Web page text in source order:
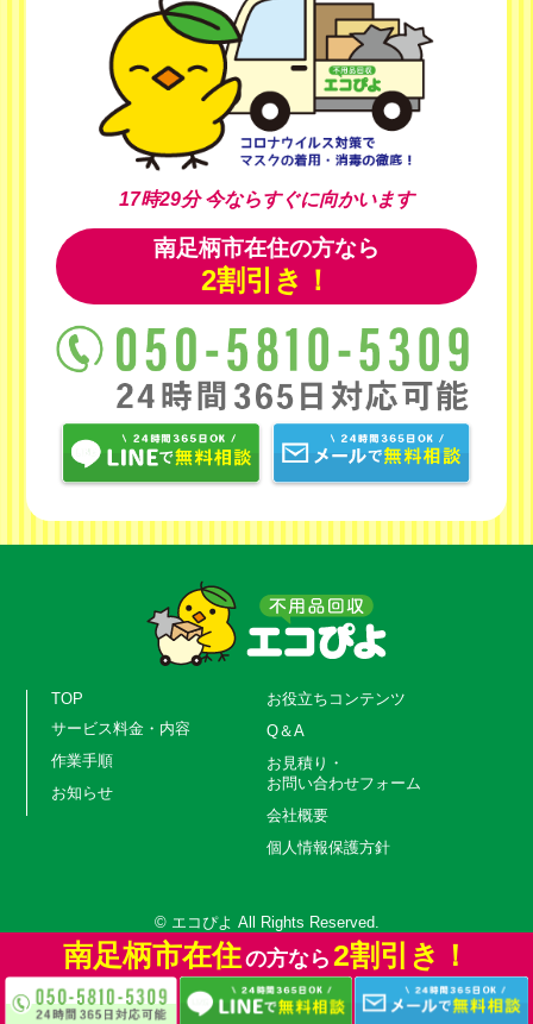
南足柄市在住の方なら 2割引き！
南足柄市在住の方なら 2割引き！
17時29分今ならすぐに向かいます
南足柄市在住の方なら
2割引き！
南足柄市在住の方なら 2割引き！
TOP
サービス料金・内容
作業手順
お知らせ
お役立ちコンテンツ
Q＆A
お見積り・
お問い合わせフォーム
会社概要
個人情報保護方針
© エコぴよ All Rights Reserved.